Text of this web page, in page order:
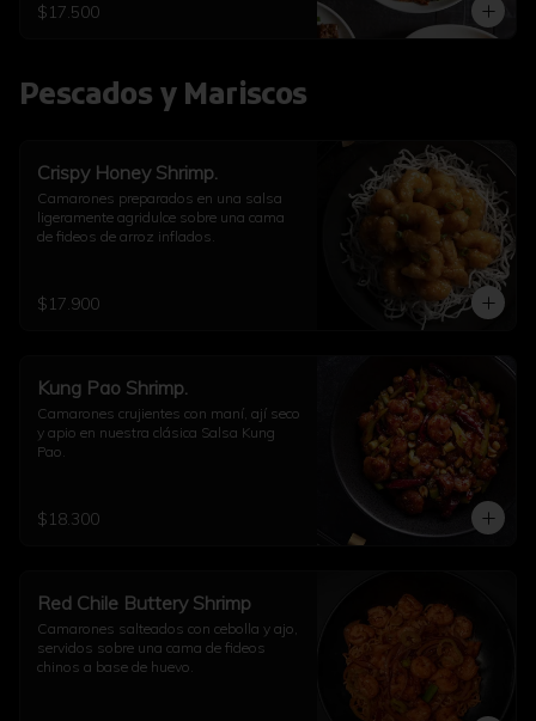
$17.500
Pescados y Mariscos
Crispy Honey Shrimp.
Camarones preparados en una salsa
ligeramente agridulce sobre una cama
de fideos de arroz inflados.
$17.900
Kung Pao Shrimp.
Camarones crujientes con maní, ají seco
y apio en nuestra clásica Salsa Kung
Pao.
$18.300
Red Chile Buttery Shrimp
Camarones salteados con cebolla y ajo,
servidos sobre una cama de fideos
chinos a base de huevo.